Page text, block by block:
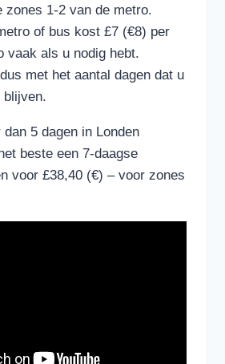
zones 1-2 van de metro.
of bus kost £7 (€8) per
vaak als u nodig hebt.
met het aantal dagen dat u
blijven.
5 dagen in Londen
beste een 7-daagse
voor £38,40 (€) – voor zones